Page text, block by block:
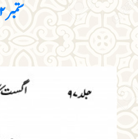
ستمبر۱۹۸۲